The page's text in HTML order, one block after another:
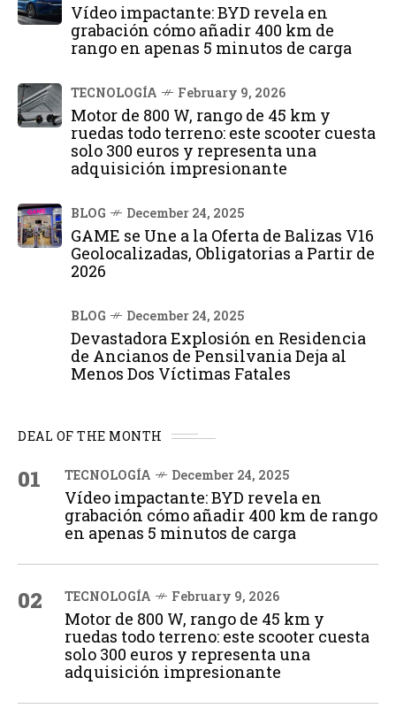
Vídeo impactante: BYD revela en
grabación cómo añadir 400 km de
rango en apenas 5 minutos de carga
TECNOLOGÍA February 9, 2026
Motor de 800 W, rango de 45 km y
ruedas todo terreno: este scooter cuesta
solo 300 euros y representa una
adquisición impresionante
BLOG December 24, 2025
GAME se Une a la Oferta de Balizas V16
Geolocalizadas, Obligatorias a Partir de
2026
BLOG December 24, 2025
Devastadora Explosión en Residencia
de Ancianos de Pensilvania Deja al
Menos Dos Víctimas Fatales
DEAL OF THE MONTH
01 TECNOLOGÍA December 24, 2025
Vídeo impactante: BYD revela en
grabación cómo añadir 400 km de rango
en apenas 5 minutos de carga
02 TECNOLOGÍA February 9, 2026
Motor de 800 W, rango de 45 km y
ruedas todo terreno: este scooter cuesta
solo 300 euros y representa una
adquisición impresionante